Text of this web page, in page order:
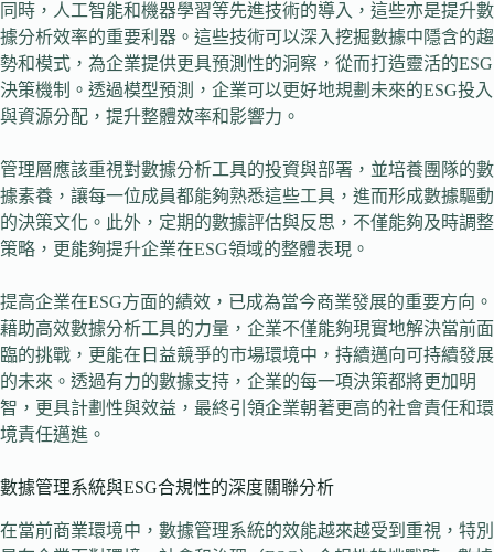
同時，人工智能和機器學習等先進技術的導入，這些亦是提升數
據分析效率的重要利器。這些技術可以深入挖掘數據中隱含的趨
勢和模式，為企業提供更具預測性的洞察，從而打造靈活的ESG
決策機制。透過模型預測，企業可以更好地規劃未來的ESG投入
與資源分配，提升整體效率和影響力。
管理層應該重視對數據分析工具的投資與部署，並培養團隊的數
據素養，讓每一位成員都能夠熟悉這些工具，進而形成數據驅動
的決策文化。此外，定期的數據評估與反思，不僅能夠及時調整
策略，更能夠提升企業在ESG領域的整體表現。
提高企業在ESG方面的績效，已成為當今商業發展的重要方向。
藉助高效數據分析工具的力量，企業不僅能夠現實地解決當前面
臨的挑戰，更能在日益競爭的市場環境中，持續邁向可持續發展
的未來。透過有力的數據支持，企業的每一項決策都將更加明
智，更具計劃性與效益，最終引領企業朝著更高的社會責任和環
境責任邁進。
數據管理系統與ESG合規性的深度關聯分析
在當前商業環境中，數據管理系統的效能越來越受到重視，特別